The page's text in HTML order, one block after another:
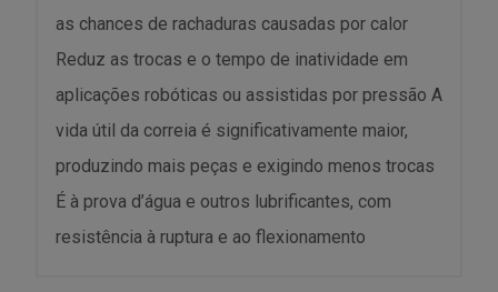
as chances de rachaduras causadas por calor
Reduz as trocas e o tempo de inatividade em
aplicações robóticas ou assistidas por pressão A
vida útil da correia é significativamente maior,
produzindo mais peças e exigindo menos trocas
É à prova d’água e outros lubrificantes, com
resistência à ruptura e ao flexionamento